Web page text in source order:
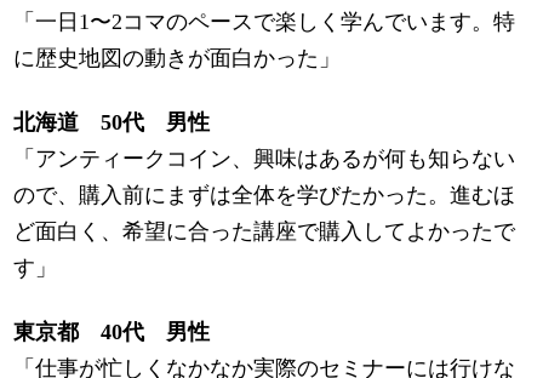
「一日1〜2コマのペースで楽しく学んでいます。特
に歴史地図の動きが面白かった」
北海道 50代 男性
「アンティークコイン、興味はあるが何も知らない
ので、購入前にまずは全体を学びたかった。進むほ
ど面白く、希望に合った講座で購入してよかったで
す」
東京都 40代 男性
「仕事が忙しくなかなか実際のセミナーには行けな